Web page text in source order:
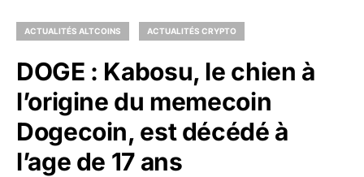
ACTUALITÉS ALTCOINS ACTUALITÉS CRYPTO
DOGE : Kabosu, le chien à
l’origine du memecoin
Dogecoin, est décédé à
l’age de 17 ans